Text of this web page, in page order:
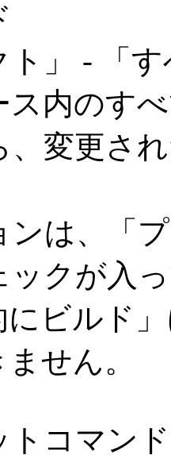
ト」 - 「
ス内のす
、変更さ
ンは、「
ックが入
にビルド
せん。
トコマン